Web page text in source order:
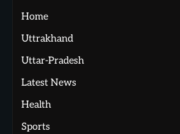
Home
Uttrakhand
Uttar-Pradesh
Latest News
Health
Sports